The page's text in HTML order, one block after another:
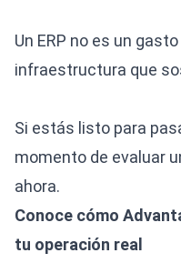
Un ERP no es un
infraestructura que
Si estás listo para
momento de evaluar
ahora.
Conoce cómo
tu operación real